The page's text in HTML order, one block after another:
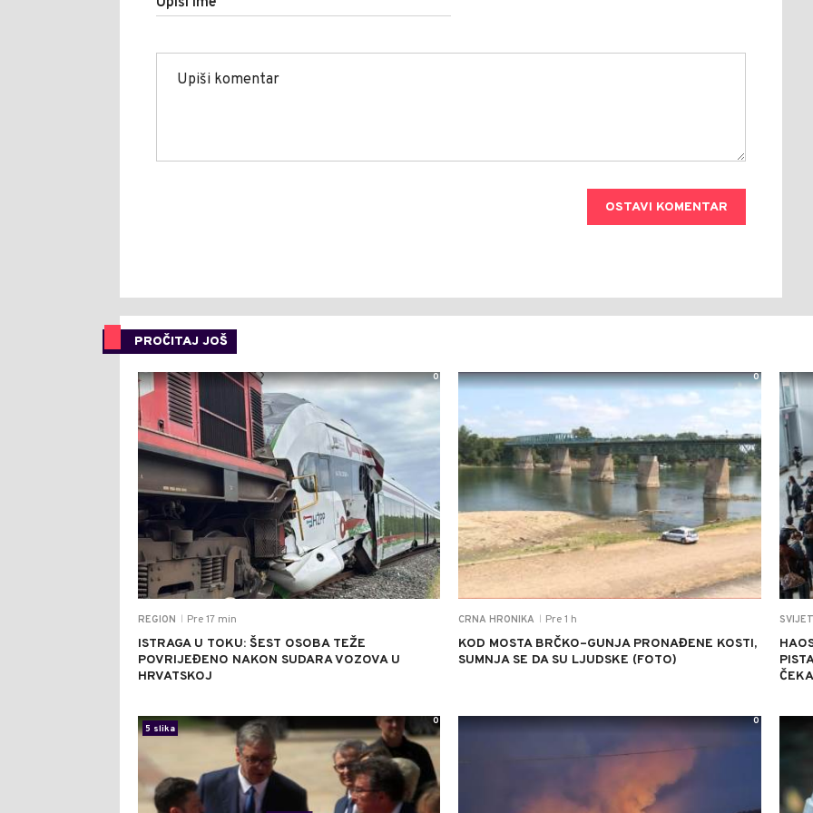
OSTAVI KOMENTAR
PROČITAJ JOŠ
REGION Pre 17 min
ISTRAGA U TOKU: ŠEST OSOBA TEŽE
POVRIJEĐENO NAKON SUDARA VOZOVA U
HRVATSKOJ
0
CRNA HRONIKA Pre 1 h
KOD MOSTA BRČKO–GUNJA PRONAĐENE KOSTI,
SUMNJA SE DA SU LJUDSKE (FOTO)
0
SVIJET
5 slika
0 0